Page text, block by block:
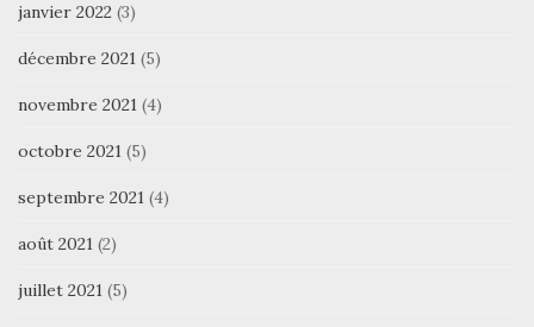
janvier 2022 (3)
décembre 2021 (5)
novembre 2021 (4)
octobre 2021 (5)
septembre 2021 (4)
août 2021 (2)
juillet 2021 (5)